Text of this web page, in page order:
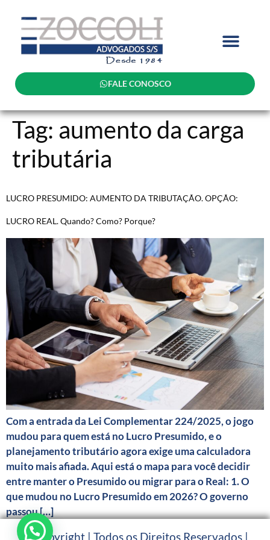
FALE CONOSCO
Tag: aumento da carga
tributária
LUCRO PRESUMIDO: AUMENTO DA TRIBUTAÇÃO. OPÇÃO:
LUCRO REAL. Quando? Como? Porque?
Com a entrada da Lei Complementar 224/2025, o jogo
mudou para quem está no Lucro Presumido, e o
planejamento tributário agora exige uma calculadora
muito mais afiada. Aqui está o mapa para você decidir
entre manter o Presumido ou migrar para o Real: 1. O
que mudou no Lucro Presumido em 2026? O governo
passou […]
© Copyright | Todos os Direitos Reservados |